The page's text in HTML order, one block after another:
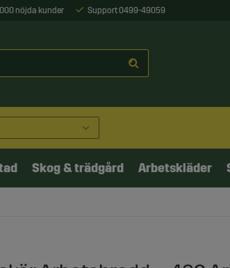
nöjda kunder Support 0499-49059
Skog & trädgård Arbetskläder